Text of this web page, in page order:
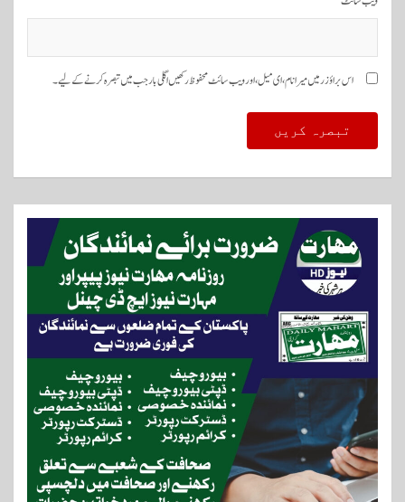
اس براؤزر میں میرا نام، ای میل، اور ویب سائٹ محفوظ رکھیں اگلی بار جب میں تبصرہ کرنے کےلیے۔